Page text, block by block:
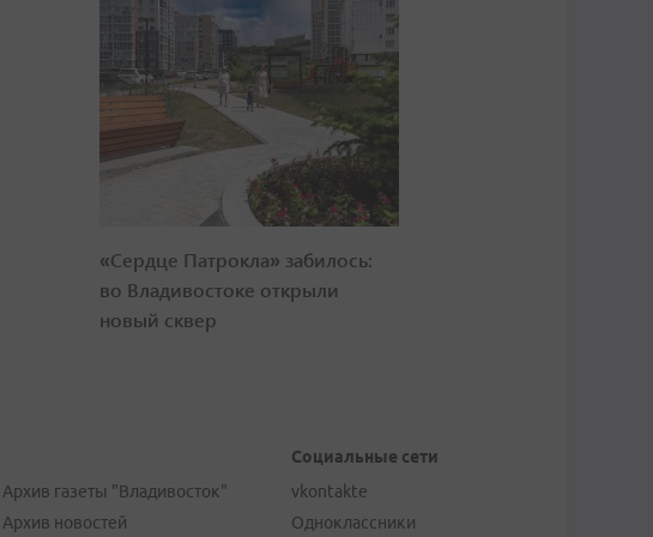
«Сердце Патрокла» забилось:
во Владивостоке открыли
новый сквер
Архив газеты "Владивосток"
Архив новостей
Социальные сети
vkontakte
Одноклассники